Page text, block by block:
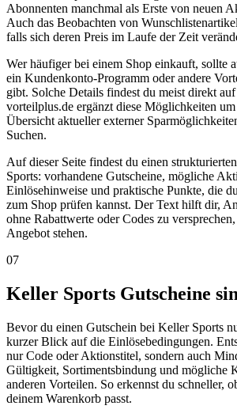
Abonnenten manchmal als Erste von neuen
Auch das Beobachten von
falls sich deren Preis im Laufe der Zeit
Wer häufiger bei einem Shop einkauft, sollte
ein Kundenkonto-Programm oder andere
gibt. Solche Details findest du meist direkt auf
vorteilplus.de ergänzt diese Möglichkeiten
Übersicht aktueller externer
Suchen.
Auf dieser Seite findest du einen
Sports: vorhandene Gutscheine, mögliche
Einlösehinweise und praktische Punkte, die
zum Shop prüfen kannst. Der Text hilft dir,
ohne Rabattwerte oder Codes zu
Angebot stehen.
07
Keller Sports Gutscheine
Bevor du einen Gutschein bei Keller Sports
kurzer Blick auf die Einlösebedingungen.
nur Code oder Aktionstitel, sondern auch
Gültigkeit, Sortimentsbindung und mögliche
anderen Vorteilen. So erkennst du schneller,
deinem Warenkorb passt.